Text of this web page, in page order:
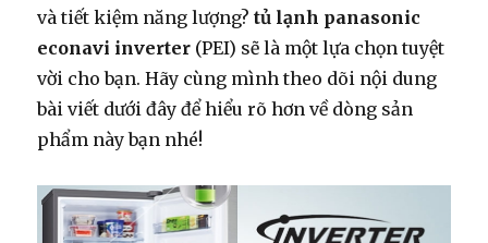
và tiết kiệm năng lượng?tủ lạnh panasonic
econavi inverter (PEI) sẽ là một lựa chọn tuyệt
vời cho bạn. Hãy cùng mình theo dõi nội dung
bài viết dưới đây để hiểu rõ hơn về dòng sản
phẩm này bạn nhé!